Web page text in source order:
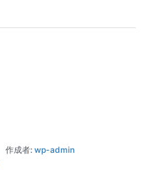
作成者: wp-admin